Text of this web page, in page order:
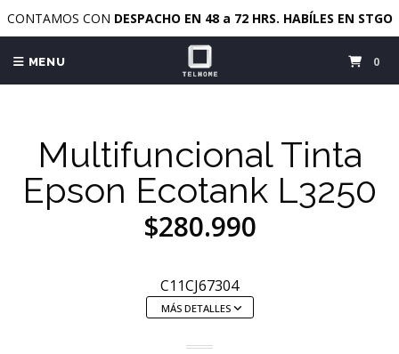
CONTAMOS CON DESPACHO EN 48 a 72 HRS. HABÍLES EN STGO
MENU 0
Multifuncional Tinta
Epson Ecotank L3250
$280.990
C11CJ67304
MÁS DETALLES